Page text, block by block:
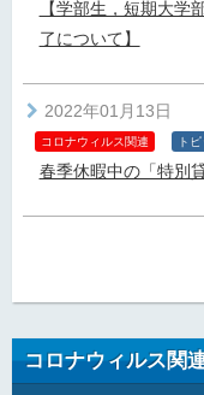
【学部生，短期大学
了について】
2022年01月13日
コロナウィルス関連 ト
春季休暇中の「特別
コロナウィルス関